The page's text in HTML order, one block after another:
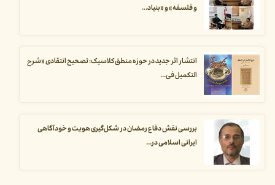
و فلسفه» و «بنیاد...
انتشار اثر جدید در حوزه منطق کلاسیک: تصحیح انتقادی «شرح
التکمیل فی...
بررسی نقش دفاع رمضان در شکل‌گیری هویت و خودآگاهی
ایرانی اسلامی در...